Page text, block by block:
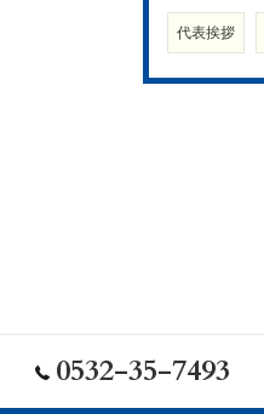
代表挨拶
0532-35-7493